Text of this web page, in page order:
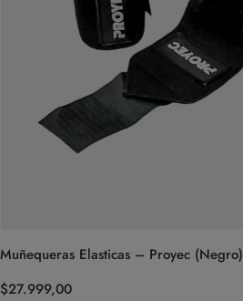
Muñequeras Elasticas – Proyec (Negro)
$27.999,00